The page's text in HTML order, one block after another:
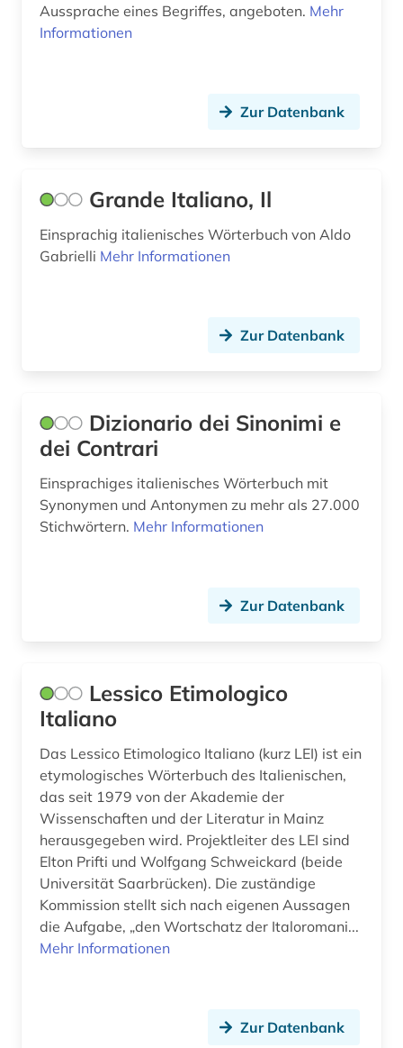
Aussprache eines Begriffes, angeboten. Mehr
Informationen
Zur Datenbank
Grande Italiano, Il
Einsprachig italienisches Wörterbuch von Aldo
Gabrielli Mehr Informationen
Zur Datenbank
Dizionario dei Sinonimi e
dei Contrari
Einsprachiges italienisches Wörterbuch mit
Synonymen und Antonymen zu mehr als 27.000
Stichwörtern. Mehr Informationen
Zur Datenbank
Lessico Etimologico
Italiano
Das Lessico Etimologico Italiano (kurz LEI) ist ein
etymologisches Wörterbuch des Italienischen,
das seit 1979 von der Akademie der
Wissenschaften und der Literatur in Mainz
herausgegeben wird. Projektleiter des LEI sind
Elton Prifti und Wolfgang Schweickard (beide
Universität Saarbrücken). Die zuständige
Kommission stellt sich nach eigenen Aussagen
die Aufgabe, „den Wortschatz der Italoromani...
Mehr Informationen
Zur Datenbank